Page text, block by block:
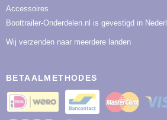
Accessoires
Boottrailer-Onderdelen.nl is gevestigd in
Wij verzenden naar meerdere landen
BETAALMETHODES